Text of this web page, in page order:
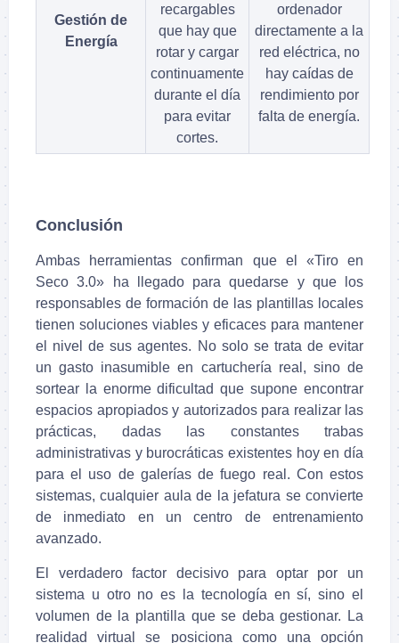
Gestión de
Energía
recargables
que hay que
rotar y cargar
continuamente
durante el día
para evitar
cortes.
ordenador
directamente a la
red eléctrica, no
hay caídas de
rendimiento por
falta de energía.
Conclusión
Ambas herramientas confirman que el «Tiro en
Seco 3.0» ha llegado para quedarse y que los
responsables de formación de las plantillas locales
tienen soluciones viables y eficaces para mantener
el nivel de sus agentes. No solo se trata de evitar
un gasto inasumible en cartuchería real, sino de
sortear la enorme dificultad que supone encontrar
espacios apropiados y autorizados para realizar las
prácticas, dadas las constantes trabas
administrativas y burocráticas existentes hoy en día
para el uso de galerías de fuego real. Con estos
sistemas, cualquier aula de la jefatura se convierte
de inmediato en un centro de entrenamiento
avanzado.
El verdadero factor decisivo para optar por un
sistema u otro no es la tecnología en sí, sino el
volumen de la plantilla que se deba gestionar. La
realidad virtual se posiciona como una opción